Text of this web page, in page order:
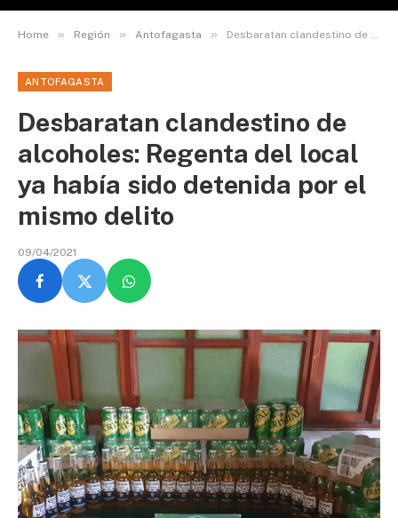
Home » Región » Antofagasta » Desbaratan clandestino de alcoholes: Regenta del local ya había sido detenida por el mismo delito
ANTOFAGASTA
Desbaratan clandestino de
alcoholes: Regenta del local
ya había sido detenida por el
mismo delito
09/04/2021